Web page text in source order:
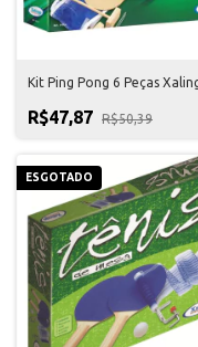
Kit Ping Pong 6 Peças
R$47,87 R$50,39
ESGOTADO